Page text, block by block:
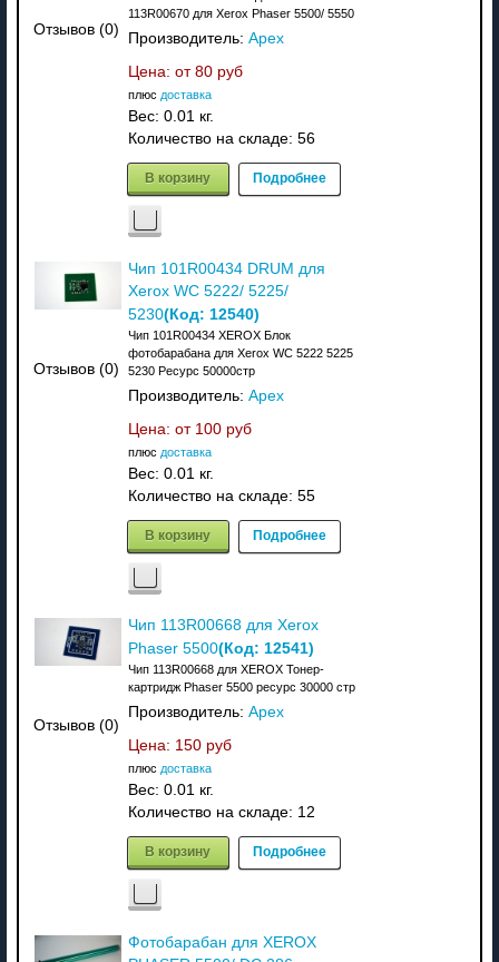
Отзывов (0)
113R00670 для Xerox Phaser 5500/ 5550
Производитель: Apex
Цена: от 80 руб
плюс доставка
Вес: 0.01 кг.
Количество на складе: 56
В корзину Подробнее
Отзывов (0)
Чип 101R00434 DRUM для
Xerox WC 5222/ 5225/
5230(Код: 12540)
Чип 101R00434 XEROX Блок
фотобарабана для Xerox WC 5222 5225
5230 Ресурс 50000стр
Производитель: Apex
Цена: от 100 руб
плюс доставка
Вес: 0.01 кг.
Количество на складе: 55
В корзину Подробнее
Отзывов (0)
Чип 113R00668 для Xerox
Phaser 5500(Код: 12541)
Чип 113R00668 для XEROX Тонер-
картридж Phaser 5500 ресурс 30000 стр
Производитель: Apex
Цена: 150 руб
плюс доставка
Вес: 0.01 кг.
Количество на складе: 12
В корзину Подробнее
Фотобарабан для XEROX